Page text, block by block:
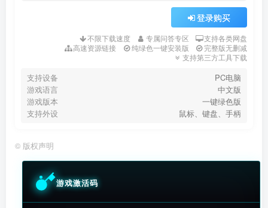
登录购买
不限下载速度 专属问答专区
支持各类网盘
高速资源链接
纯绿色一键安装版
完整版无删减
支持第三方工具下载
支持设备
PC电脑
游戏语言
中文版
游戏版本
一键绿色版
支持外设
鼠标、键盘、手柄
© 版权声明
游戏激活码